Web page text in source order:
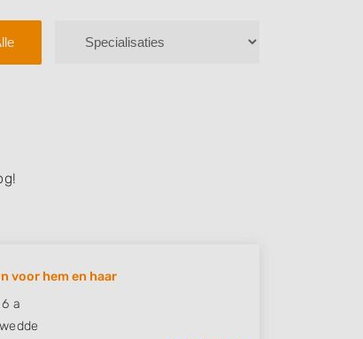
voor hem en haar
a